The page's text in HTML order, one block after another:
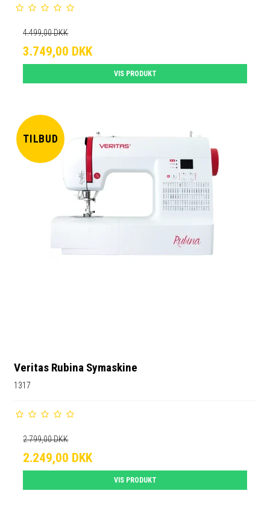
4.499,00 DKK
3.749,00 DKK
VIS PRODUKT
TILBUD
Veritas Rubina Symaskine
1317
2.799,00 DKK
2.249,00 DKK
VIS PRODUKT